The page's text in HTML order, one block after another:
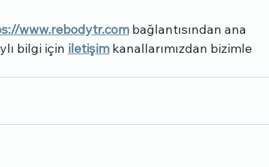
www.rebodytr.com bağlantısından ana
bilgi için iletişim kanallarımızdan bizimle